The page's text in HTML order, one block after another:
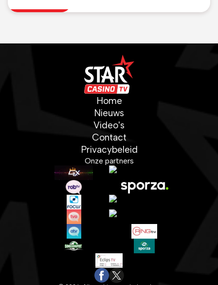
werd gelegd
Home
Nieuws
Video's
Contact
Privacybeleid
Onze partners